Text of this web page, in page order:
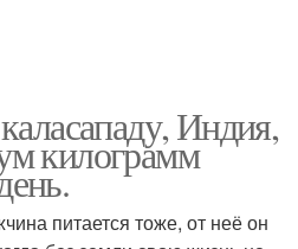
Индия,
килограмм
питается тоже, от неё он